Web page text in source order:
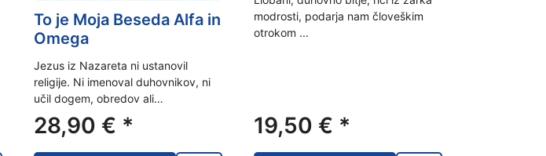
To je Moja Beseda Alfa in
Omega
Jezus iz Nazareta ni ustanovil
religije. Ni imenoval duhovnikov, ni
učil dogem, obredov ali…
28,90 € *
modrosti, podarja nam človeškim
otrokom ...
19,50 € *